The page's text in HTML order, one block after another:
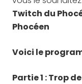
Twitch du
Phocéen
Voici le
Partie 1 : Trop